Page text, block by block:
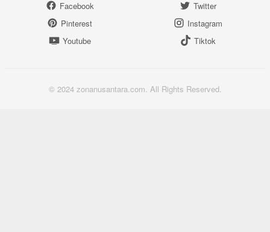
Facebook
Twitter
Pinterest
Instagram
Youtube
Tiktok
© 2024 zonanusantara.com. All Rights Reserved.